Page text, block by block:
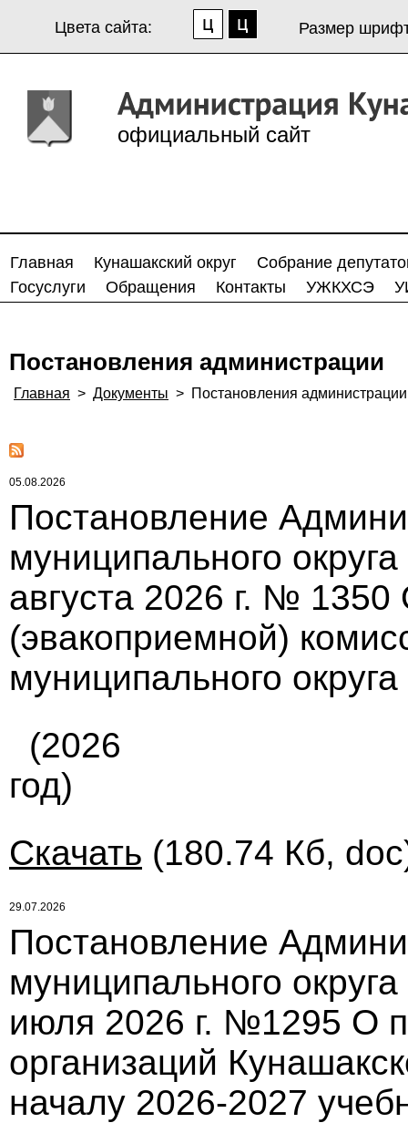
Цвета сайта: Размер
официальный сайт
Главная Кунашакский округ
Собрание
Госуслуги
Обращения Контакты УЖКХСЭ
Постановления администрации
Главная > Документы > Постановления администрации
05.08.2026
Постановление
муниципального
августа 2026 г. №
(эвакоприемной)
муниципального округа
(2026
год)
Скачать (180.74 Кб,
29.07.2026
Постановление
муниципального
июля 2026 г. №1295 О
организаций
началу 2026-2027